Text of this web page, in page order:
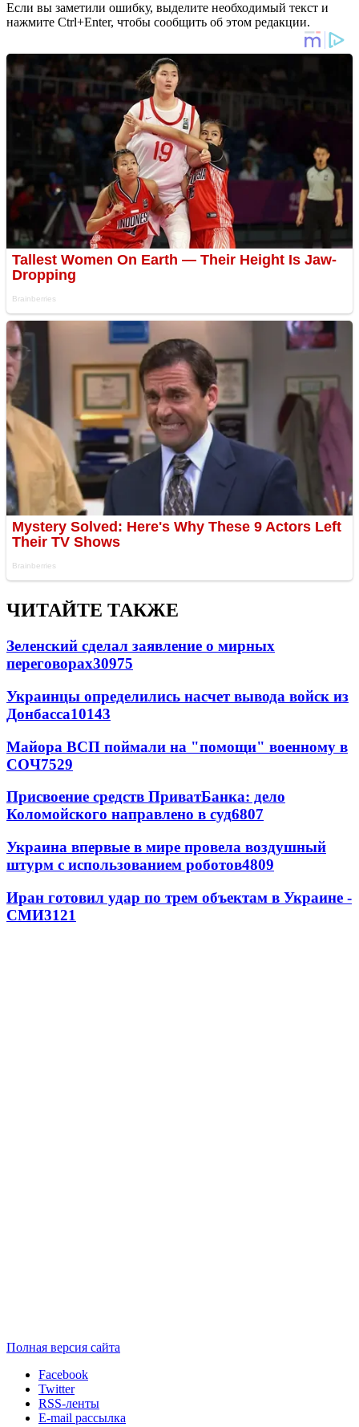
Если вы заметили ошибку, выделите необходимый текст и
нажмите Ctrl+Enter, чтобы сообщить об этом редакции.
ЧИТАЙТЕ ТАКЖЕ
Зеленский сделал заявление о мирных
переговорах30975
Украинцы определились насчет вывода войск из
Донбасса10143
Майора ВСП поймали на "помощи" военному в
СОЧ7529
Присвоение средств ПриватБанка: дело
Коломойского направлено в суд6807
Украина впервые в мире провела воздушный
штурм с использованием роботов4809
Иран готовил удар по трем объектам в Украине -
СМИ3121
Полная версия сайта
Facebook
Twitter
RSS-ленты
E-mail рассылка